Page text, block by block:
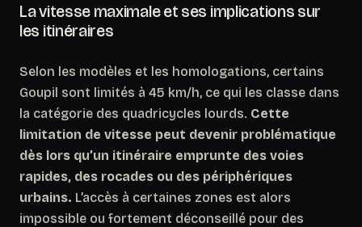
La vitesse maximale et ses implications sur
les itinéraires
Selon les modèles et les homologations, certains
Goupil sont limités à 45 km/h, ce qui les classe dans
la catégorie des quadricycles lourds. Cette
limitation de vitesse peut devenir problématique
dès lors qu’un itinéraire emprunte des voies
rapides, des rocades ou des périphériques
urbains. L’accès à certaines zones est alors
impossible ou fortement déconseillé pour des